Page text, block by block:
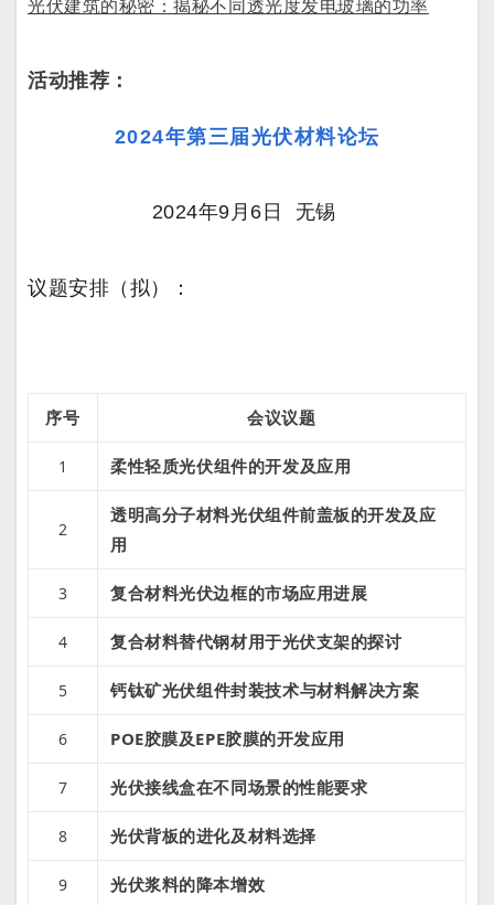
光伏建筑的秘密：揭秘不同透光度发电玻璃的功率
活动推荐：
2024年第三届光伏材料论坛
2024年9月6日 无锡
议题安排（拟）：
序号 会议议题
1 柔性轻质光伏组件的开发及应用
2
透明高分子材料光伏组件前盖板的开发及应
用
3 复合材料光伏边框的市场应用进展
4 复合材料替代钢材用于光伏支架的探讨
5 钙钛矿光伏组件封装技术与材料解决方案
6 POE胶膜及EPE胶膜的开发应用
7 光伏接线盒在不同场景的性能要求
8 光伏背板的进化及材料选择
9 光伏浆料的降本增效